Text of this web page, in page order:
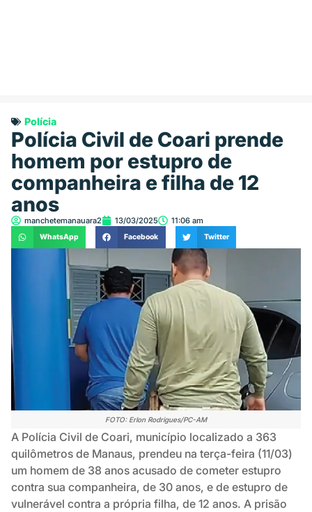
Polícia
Polícia Civil de Coari prende
homem por estupro de
companheira e filha de 12
anos
manchetemanauara2 13/03/2025 11:06 am
WhatsApp Facebook Twitter
FOTO: Erlon Rodrigues/PC-AM
A Polícia Civil de Coari, município localizado a 363
quilômetros de Manaus, prendeu na terça-feira (11/03)
um homem de 38 anos acusado de cometer estupro
contra sua companheira, de 30 anos, e de estupro de
vulnerável contra a própria filha, de 12 anos. A prisão